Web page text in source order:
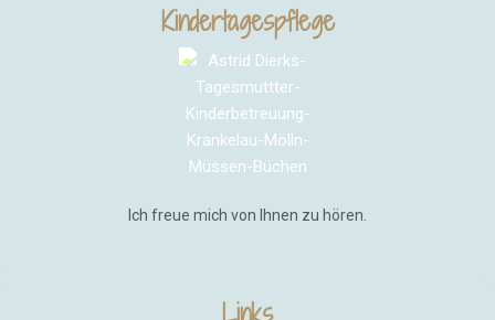
Kindertagespflege
Ich freue mich von Ihnen zu hören.